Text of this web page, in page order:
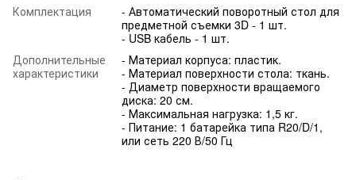
Комплектация
- Автоматический поворотный стол для
предметной съемки 3D - 1 шт.
- USB кабель - 1 шт.
Дополнительные
характеристики
- Материал корпуса: пластик.
- Материал поверхности стола: ткань.
- Диаметр поверхности вращаемого
диска: 20 см.
- Максимальная нагрузка: 1,5 кг.
- Питание: 1 батарейка типа R20/D/1,
или сеть 220 В/50 Гц